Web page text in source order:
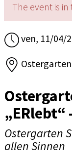
The event is in
ven, 11/04/
„ERlebt“
Ostergarten
allen Sinnen